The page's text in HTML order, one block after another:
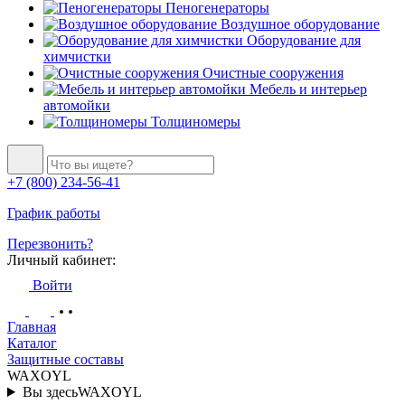
Пеногенераторы
Воздушное оборудование
Оборудование для
химчистки
Очистные сооружения
Мебель и интерьер
автомойки
Толщиномеры
+7 (800) 234-56-41
График работы
Перезвонить?
Личный кабинет:
Войти
Главная
Каталог
Защитные составы
WAXOYL
Вы здесьWAXOYL